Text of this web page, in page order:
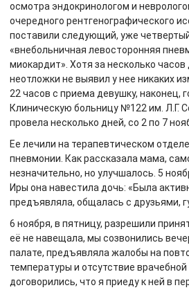
осмотра эндокринологом и
очередного рентгенографического
поставили следующий, уже
«внебольничная левосторонняя
миокардит». Хотя за несколько часов
неотложки не выявил у нее никаких
22 часов с приема девушку, наконец,
Клиническую больницу №122 им. Л.Г.
провела несколько дней, со 2 по 7
Ее лечили на терапевтическом
пневмонии. Как рассказала мама,
незначительно, но улучшалось. 5
Иры она навестила дочь: «Была
предъявляла, общалась с друзьями,
6 ноября, в пятницу, разрешили
её не навещала, мы созвонились
палате, предъявляла жалобы на
температуры и отсутствие
договорились, что я приеду к ней в